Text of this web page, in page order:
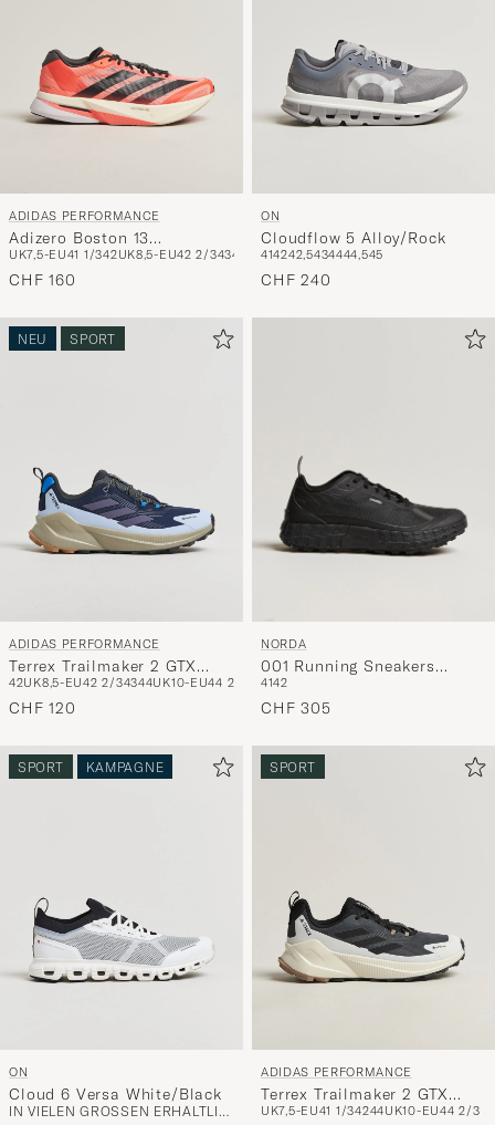
ADIDAS PERFORMANCE
Adizero Boston 13
Red/Carbon
UK7,5-EU41 1/342UK8,5-EU42 2/34344 UK10-EU44 2/3UK10,5-EU45 1/3
CHF 160
ON
Cloudflow 5 Alloy/Rock
414242,5434444,545
CHF 240
NEU SPORT
ADIDAS PERFORMANCE
Terrex Trailmaker 2 GTX
Blue/Beige
42UK8,5-EU42 2/34344UK10-EU44 2/3
CHF 120
NORDA
001 Running Sneakers
Stealth Black
4142
CHF 305
SPORT KAMPAGNE
ON
Cloud 6 Versa White/Black
IN VIELEN GRÖSSEN ERHÄLTLICH
SPORT
ADIDAS PERFORMANCE
Terrex Trailmaker 2 GTX
White/Black
UK7,5-EU41 1/34244UK10-EU44 2/3